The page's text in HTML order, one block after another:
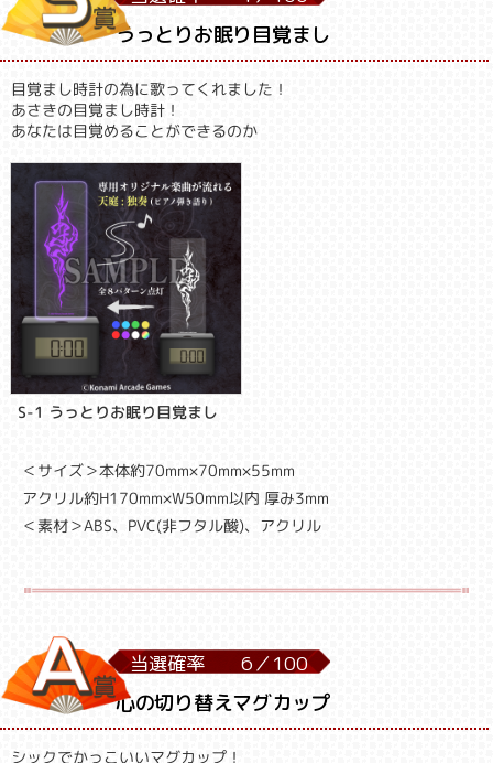
うっとりお眠り目覚まし
目覚まし時計の為に歌ってくれました！
あさきの目覚まし時計！
あなたは目覚めることができるのか
S-1 うっとりお眠り目覚まし
＜サイズ＞本体約70mm×70mm×55mm
アクリル約H170mm×W50mm以内 厚み3mm
＜素材＞ABS、PVC(非フタル酸)、アクリル
当選確率 6／100
心の切り替えマグカップ
シックでかっこいいマグカップ！